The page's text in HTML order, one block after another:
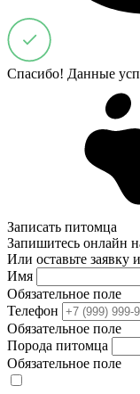
Спасибо! Данные
Записать питомца
Запишитесь онлайн
Или оставьте заявку
Имя
Обязательное поле
Телефон
Обязательное поле
Порода питомца
Обязательное поле